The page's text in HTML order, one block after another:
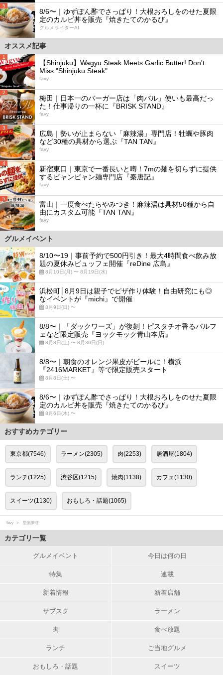
5
8/6〜｜ゆずぽん酢でさっぱり！大根おろしをのせた夏限
定のカルビ丼を販売『焼きたてのかるび』
グルメライターAI
オススメ記事
1
【Shinjuku】Wagyu Steak Meets Garlic Butter! Don't
Miss "Shinjuku Steak"
favy
2
梅田｜日本一のバーガー店は「肉バル」使いも最高だっ
た！仕事帰りの一杯に『BRISK STAND』
favy
3
広島｜勢いが止まらない「麻辣湯」専門店！牡蠣や豚肉
など30種の具材から選ぶ『TAN TAN』
favy
4
新宿東口｜東京で一番長いと噂！7mの麺を切らずに提供
するビャンビャン麺専門店『秦唐記』
favy
5
富山｜一度食べたらやみつき！麻辣湯は具材50種から自
由にカスタム可能『TAN TAN』
favy
グルメイベント
8/10〜19｜事前予約で500円引き！最大4時間食べ飲み放
題の夏休みビュッフェ開催『reDine 広島』
8月10日(月) 〜 8月19日(水)
浜松町│8月9日は親子でピザ作り体験！自由研究にも◎
なイベントが『michi』で開催
8月9日(日) 〜
8/8〜｜「ダックワーズ」が復刻！ピスタチオ香るパルフ
ェなど限定販売『ヨックモック青山本店』
8月8日(土) 〜 8月30日(日)
8/8〜｜朝食のオレンジ果皮がビールに！横浜
『2416MARKET』等で限定販売スタート
8月8日(土) 〜
8/6〜｜ゆずぽん酢でさっぱり！大根おろしをのせた夏限
定のカルビ丼を販売『焼きたてのかるび』
8月6日(木) 〜
おすすめカテゴリー
東京都(7546) ラーメン(2305) 肉(2253) 居酒屋(1804)
ランチ(1225) 渋谷区(1215) 焼肉(1138) カフェ(1130)
スイーツ(1130) おもしろ・話題(1065)
favy 型無夢荘
カテゴリ一覧
グルメイベント 今日は何の日
特集 連載
新着情報 新着店舗
サブスク ラーメン
肉 食べ放題
ランチ ご当地グルメ
おもしろ・話題 スイーツ